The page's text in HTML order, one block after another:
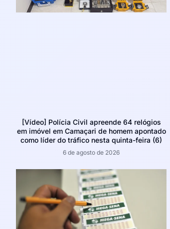
[Vídeo] Polícia Civil apreende 64 relógios
em imóvel em Camaçari de homem apontado
como líder do tráfico nesta quinta-feira (6)
6 de agosto de 2026